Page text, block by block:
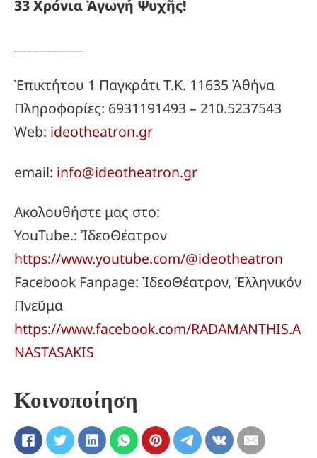
33ΧρόνιαἈγωγή Ψυχῆς!
Ἐπικτήτου 1 Παγκράτι Τ.Κ. 11635 Ἀθήνα
Πληροφορίες: 6931191493 – 210.5237543
Web: ideotheatron.gr
email: info@ideotheatron.gr
Ακολουθήστε μας στο:
YouTube.: ἸδεοΘέατρον
https://www.youtube.com/@ideotheatron
Facebook Fanpage: ἸδεοΘέατρον, Ἑλληνικόν
Πνεῦμα
https://www.facebook.com/RADAMANTHIS.A
NASTASAKIS
Κοινοποίηση